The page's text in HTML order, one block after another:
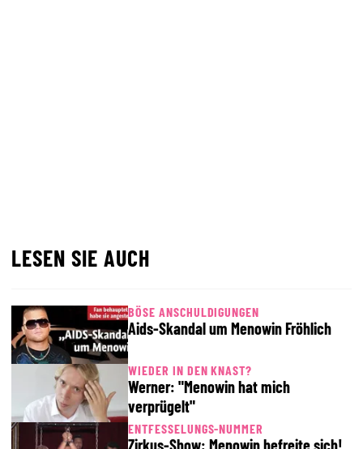
LESEN SIE AUCH
BÖSE ANSCHULDIGUNGEN
Aids-Skandal um Menowin Fröhlich
WIEDER IN DEN KNAST?
Werner: "Menowin hat mich
verprügelt"
ENTFESSELUNGS-NUMMER
Zirkus-Show: Menowin befreite sich!